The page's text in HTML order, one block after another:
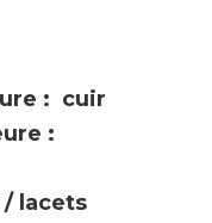
: cuir
:
lacets